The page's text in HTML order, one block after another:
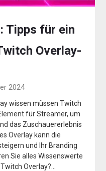
Tipps für ein
Overlay-
2024
wissen müssen Twitch
für Streamer, um
das Zuschauererlebnis
Overlay kann die
und Ihr Branding
Sie alles Wissenswerte
Overlay?…